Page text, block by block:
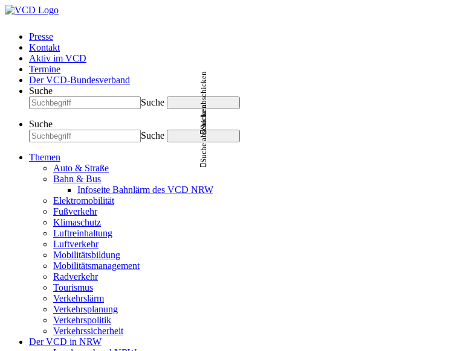
Presse
Kontakt
Aktiv im VCD
Termine
Der VCD-Bundesverband
Suche
Suche
Suche abschicken
Suche
Suche
Suche abschicken
Themen
Auto & Straße
Bahn & Bus
Infoseite Bahnlärm des VCD NRW
Elektromobilität
Fußverkehr
Klimaschutz
Luftreinhaltung
Luftverkehr
Mobilitätsbildung
Mobilitätsmanagement
Radverkehr
Tourismus
Verkehrslärm
Verkehrsplanung
Verkehrspolitik
Verkehrssicherheit
Der VCD in NRW